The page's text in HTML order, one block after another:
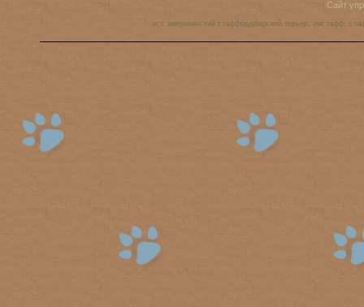
Сайт
аст, американский стаффордширский терьер, амстафф,